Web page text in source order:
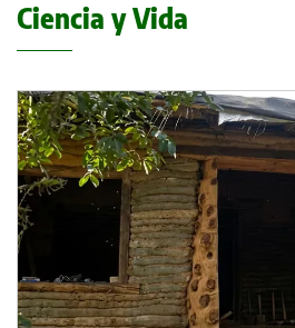
Ciencia y Vida